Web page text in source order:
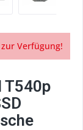
Verfügung!
T540p